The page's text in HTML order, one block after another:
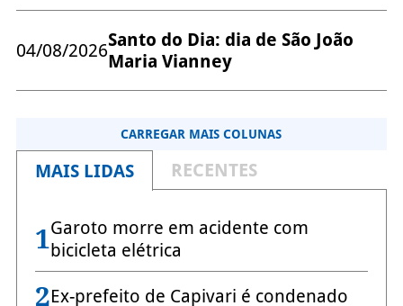
04/08/2026Santo do Dia: dia de São João
Maria Vianney
CARREGAR MAIS COLUNAS
MAIS LIDAS RECENTES
1Garoto morre em acidente com
bicicleta elétrica
2Ex-prefeito de Capivari é condenado